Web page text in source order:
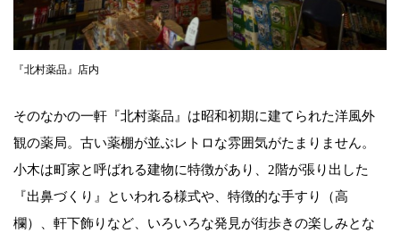
『北村薬品』店内
そのなかの一軒『北村薬品』は昭和初期に建てられた洋風外
観の薬局。古い薬棚が並ぶレトロな雰囲気がたまりません。
小木は町家と呼ばれる建物に特徴があり、2階が張り出した
『出鼻づくり』といわれる様式や、特徴的な手すり（高
欄）、軒下飾りなど、いろいろな発見が街歩きの楽しみとな